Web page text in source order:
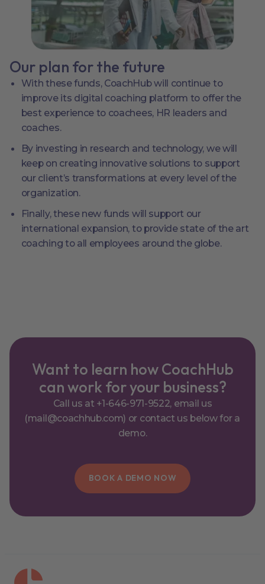
Our plan for the future
With these funds, CoachHub will continue to
improve its digital coaching platform to offer the
best experience to coachees, HR leaders and
coaches.
By investing in research and technology, we will
keep on creating innovative solutions to support
our client’s transformations at every level of the
organization.
Finally, these new funds will support our
international expansion, to provide state of the art
coaching to all employees around the globe.
Want to learn how CoachHub
can work for your business?
Call us at +1-646-971-9522, email us
(mail@coachhub.com) or contact us below for a
demo.
BOOK A DEMO NOW